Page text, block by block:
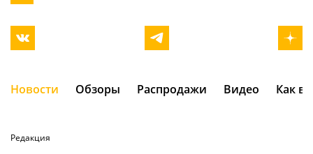
Новости Обзоры Распродажи Видео Как
Редакция